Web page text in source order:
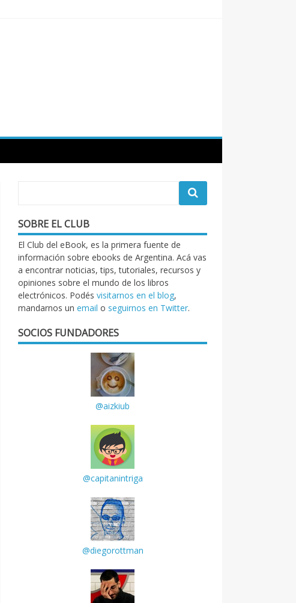
SOBRE EL CLUB
El Club del eBook, es la primera fuente de
información sobre ebooks de Argentina. Acá vas
a encontrar noticias, tips, tutoriales, recursos y
opiniones sobre el mundo de los libros
electrónicos. Podésvisitarnos en el blog,
mandarnos unemail o seguirnos en Twitter.
SOCIOS FUNDADORES
@aizkiub
@capitanintriga
@diegorottman